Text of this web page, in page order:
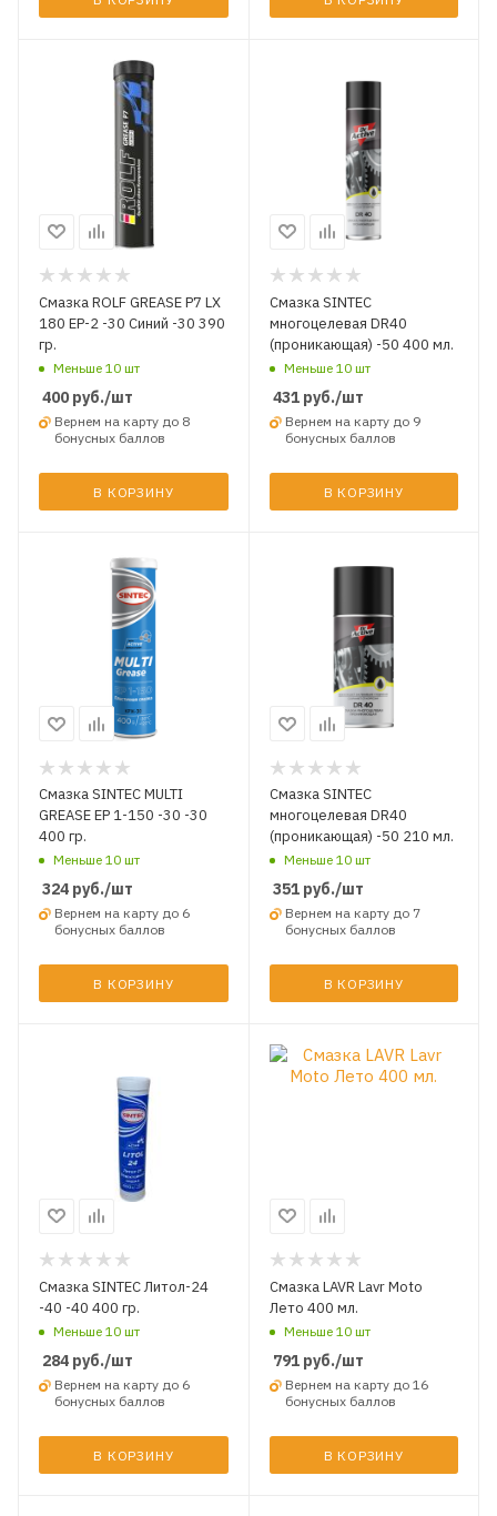
Смазка ROLF GREASE P7 LX
180 EP-2 -30 Синий -30 390
гр.
Меньше 10 шт
400 руб./шт
Вернем на карту до 8
бонусных баллов
В КОРЗИНУ
Смазка SINTEC
многоцелевая DR40
(проникающая) -50 400 мл.
Меньше 10 шт
431руб./шт
Вернем на карту до 9
бонусных баллов
В КОРЗИНУ
Смазка SINTEC MULTI
GREASE EP 1-150 -30 -30
400 гр.
Меньше 10 шт
324 руб./шт
Вернем на карту до 6
бонусных баллов
В КОРЗИНУ
Смазка SINTEC
многоцелевая DR40
(проникающая) -50 210 мл.
Меньше 10 шт
351руб./шт
Вернем на карту до 7
бонусных баллов
В КОРЗИНУ
Смазка SINTEC Литол-24
-40 -40 400 гр.
Меньше 10 шт
284 руб./шт
Вернем на карту до 6
бонусных баллов
В КОРЗИНУ
Смазка LAVR Lavr Moto
Лето 400 мл.
Меньше 10 шт
791руб./шт
Вернем на карту до 16
бонусных баллов
В КОРЗИНУ